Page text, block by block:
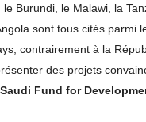
Burundi, le Malawi, la
sont tous cités parmi
contrairement à la
des projets
Saudi Fund for